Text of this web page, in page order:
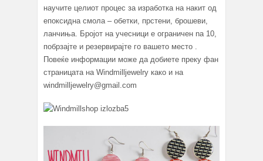
научите целиот процес за изработка на накит од
епоксидна смола – обетки, прстени, брошеви,
ланчиња. Бројот на учесници е ограничен na 10,
побрзајте и резервирајте го вашето место .
Повеќе информации може да добиете преку фан
страницата на Windmilljewelry како и на
windmilljewelry@gmail.com